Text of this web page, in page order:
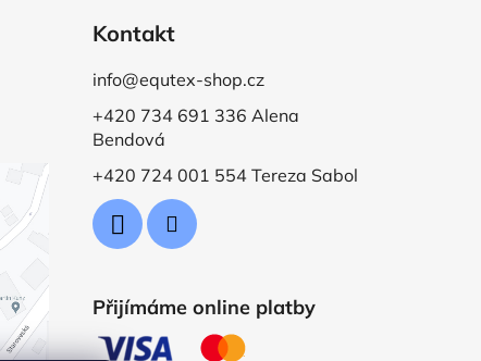
Kontakt
info@equtex-shop.cz
+420 734 691 336 Alena
Bendová
+420 724 001 554 Tereza Sabol
Přijímáme online platby